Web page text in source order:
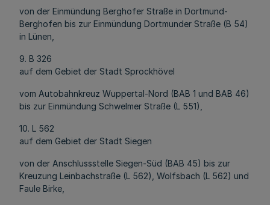
von der Einmündung Berghofer Straße in Dortmund-
Berghofen bis zur Einmündung Dortmunder Straße (B 54)
in Lünen,
9. B 326
auf dem Gebiet der Stadt Sprockhövel
vom Autobahnkreuz Wuppertal-Nord (BAB 1 und BAB 46)
bis zur Einmündung Schwelmer Straße (L 551),
10. L 562
auf dem Gebiet der Stadt Siegen
von der Anschlussstelle Siegen-Süd (BAB 45) bis zur
Kreuzung Leinbachstraße (L 562), Wolfsbach (L 562) und
Faule Birke,